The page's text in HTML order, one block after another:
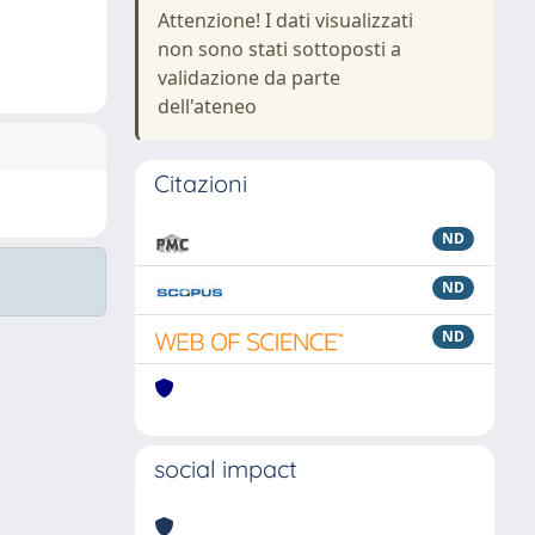
Attenzione! I dati visualizzati
non sono stati sottoposti a
validazione da parte
dell'ateneo
Citazioni
ND
ND
ND
social impact